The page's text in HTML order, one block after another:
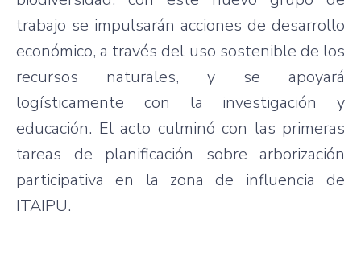
trabajo se impulsarán acciones de desarrollo
económico, a través del uso sostenible de los
recursos naturales, y se apoyará
logísticamente con la investigación y
educación. El acto culminó con las primeras
tareas de planificación sobre arborización
participativa en la zona de influencia de
ITAIPU.